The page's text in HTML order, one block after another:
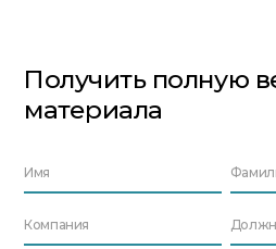
Получить полную
материала